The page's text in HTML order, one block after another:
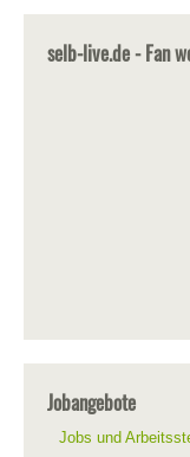
selb-live.de - Fan
Jobangebote
Jobs und